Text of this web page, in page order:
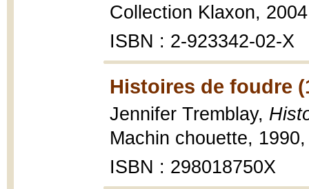
Collection Klaxon,
ISBN : 2-923342-02-X
Histoires de foudre
Jennifer Tremblay,
Machin chouette,
ISBN : 298018750X